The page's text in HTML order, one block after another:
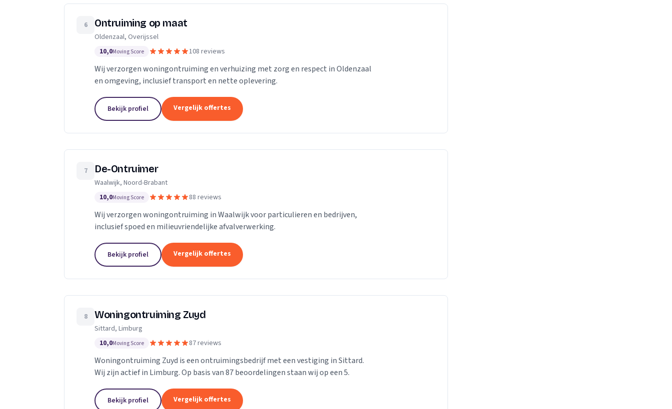
6 Ontruiming op maat
Oldenzaal, Overijssel
10,0Moving Score 108 reviews
Wij verzorgen woningontruiming en verhuizing met zorg en respect in Oldenzaal
en omgeving, inclusief transport en nette oplevering.
Bekijk profiel Vergelijk offertes
7 De-Ontruimer
Waalwijk, Noord-Brabant
10,0Moving Score 88 reviews
Wij verzorgen woningontruiming in Waalwijk voor particulieren en bedrijven,
inclusief spoed en milieuvriendelijke afvalverwerking.
Bekijk profiel Vergelijk offertes
8 Woningontruiming Zuyd
Sittard, Limburg
10,0Moving Score 87 reviews
Woningontruiming Zuyd is een ontruimingsbedrijf met een vestiging in Sittard.
Wij zijn actief in Limburg. Op basis van 87 beoordelingen staan wij op een 5.
Bekijk profiel Vergelijk offertes